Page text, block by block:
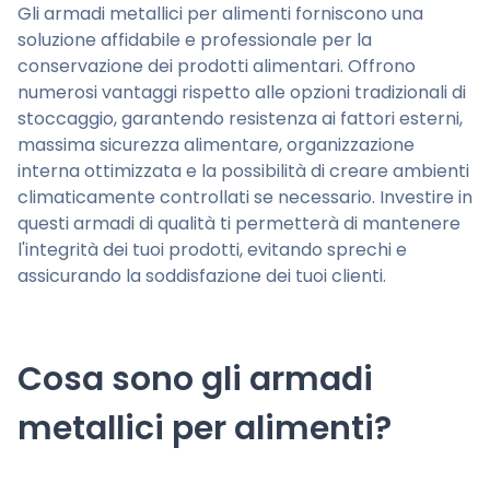
Gli armadi metallici per alimenti forniscono una
soluzione affidabile e professionale per la
conservazione dei prodotti alimentari. Offrono
numerosi vantaggi rispetto alle opzioni tradizionali di
stoccaggio, garantendo resistenza ai fattori esterni,
massima sicurezza alimentare, organizzazione
interna ottimizzata e la possibilità di creare ambienti
climaticamente controllati se necessario. Investire in
questi armadi di qualità ti permetterà di mantenere
l'integrità dei tuoi prodotti, evitando sprechi e
assicurando la soddisfazione dei tuoi clienti.
Cosa sono gli armadi
metallici per alimenti?